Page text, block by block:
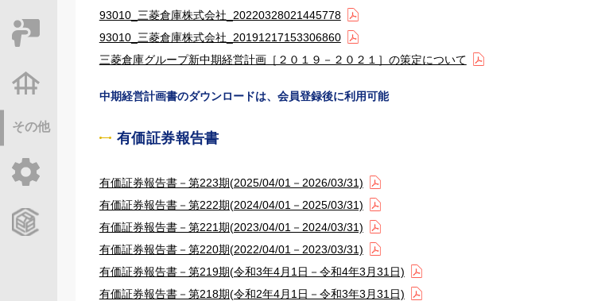
セミナー・研修
その他
CCReBサービスのご案内
93010_三菱倉庫株式会社_20220328021445778
93010_三菱倉庫株式会社_20191217153306860
三菱倉庫グループ新中期経営計画［２０１９－２０２１］の策定について
中期経営計画書のダウンロードは、会員登録後に利用可能
有価証券報告書
有価証券報告書－第223期(2025/04/01－2026/03/31)
有価証券報告書－第222期(2024/04/01－2025/03/31)
有価証券報告書－第221期(2023/04/01－2024/03/31)
有価証券報告書－第220期(2022/04/01－2023/03/31)
有価証券報告書－第219期(令和3年4月1日－令和4年3月31日)
有価証券報告書－第218期(令和2年4月1日－令和3年3月31日)